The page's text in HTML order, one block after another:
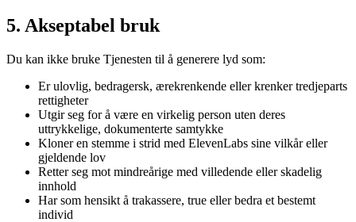
5. Akseptabel bruk
Du kan ikke bruke Tjenesten til å generere lyd som:
Er ulovlig, bedragersk, ærekrenkende eller krenker tredjeparts
rettigheter
Utgir seg for å være en virkelig person uten deres
uttrykkelige, dokumenterte samtykke
Kloner en stemme i strid med ElevenLabs sine vilkår eller
gjeldende lov
Retter seg mot mindreårige med villedende eller skadelig
innhold
Har som hensikt å trakassere, true eller bedra et bestemt
individ